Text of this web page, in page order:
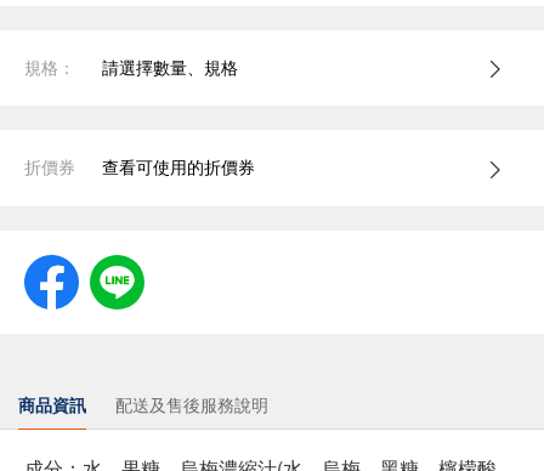
規格： 請選擇數量、規格
折價券 查看可使用的折價券
商品資訊 配送及售後服務說明